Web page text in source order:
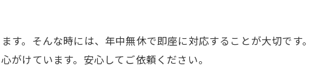
。そんな時には、年中無休で即座に対応することが大切です
がけています。安心してご依頼ください。